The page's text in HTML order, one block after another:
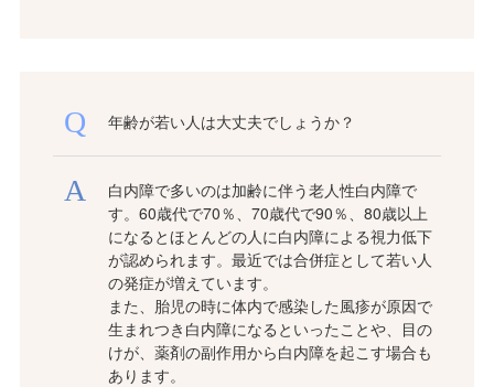
年齢が若い人は大丈夫でしょうか？
白内障で多いのは加齢に伴う老人性白内障で
す。60歳代で70％、70歳代で90％、80歳以上
になるとほとんどの人に白内障による視力低下
が認められます。最近では合併症として若い人
の発症が増えています。
また、胎児の時に体内で感染した風疹が原因で
生まれつき白内障になるといったことや、目の
けが、薬剤の副作用から白内障を起こす場合も
あります。